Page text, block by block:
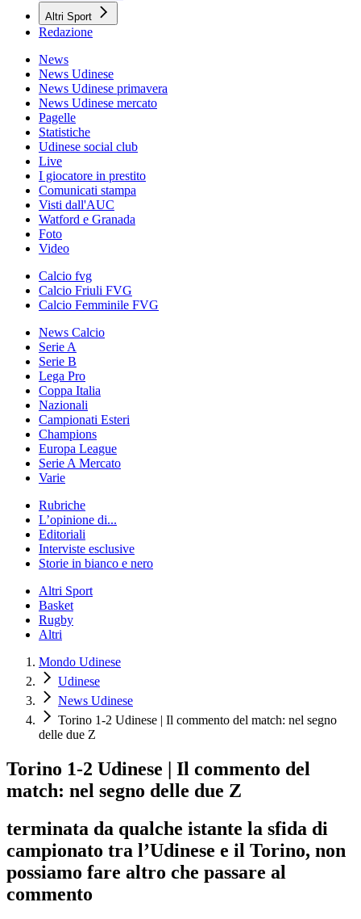
Altri Sport
Redazione
News
News Udinese
News Udinese primavera
News Udinese mercato
Pagelle
Statistiche
Udinese social club
Live
I giocatore in prestito
Comunicati stampa
Visti dall'AUC
Watford e Granada
Foto
Video
Calcio fvg
Calcio Friuli FVG
Calcio Femminile FVG
News Calcio
Serie A
Serie B
Lega Pro
Coppa Italia
Nazionali
Campionati Esteri
Champions
Europa League
Serie A Mercato
Varie
Rubriche
L’opinione di...
Editoriali
Interviste esclusive
Storie in bianco e nero
Altri Sport
Basket
Rugby
Altri
Mondo Udinese
Udinese
News Udinese
Torino 1-2 Udinese | Il commento del match: nel segno
delle due Z
Torino 1-2 Udinese | Il commento del
match: nel segno delle due Z
terminata da qualche istante la sfida di
campionato tra l’Udinese e il Torino, non
possiamo fare altro che passare al
commento